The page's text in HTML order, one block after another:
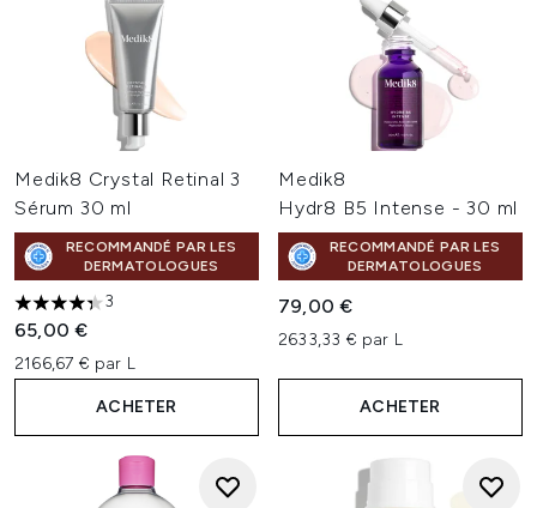
Medik8 Crystal Retinal 3
Sérum 30 ml
RECOMMANDÉ PAR LES
DERMATOLOGUES
4.33 étoiles sur un maximum de 5
3
65,00 €
2166,67 € par L
ACHETER
Medik8
Hydr8 B5 Intense - 30 ml
RECOMMANDÉ PAR LES
DERMATOLOGUES
79,00 €
2633,33 € par L
ACHETER